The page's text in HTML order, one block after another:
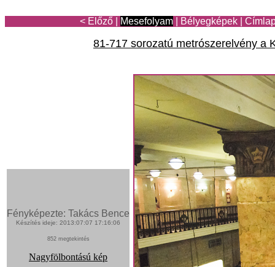
< Előző Mesefolyam Bélyegképek
81-717 sorozatú metrószerelvény a
Fényképezte: Takács Bence
Készítés ideje: 2013:07:07 17:16:06
852 megtekintés
Nagyfölbontású kép